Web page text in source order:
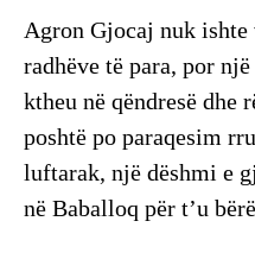
Agron Gjocaj nuk ishte
radhëve të para, por
ktheu në qëndresë dhe
poshtë po paraqesim
luftarak, një dëshmi e
në Baballoq për t’u